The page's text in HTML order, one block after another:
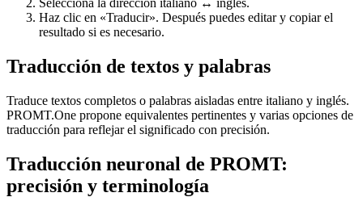
Selecciona la dirección italiano ↔ inglés.
Haz clic en «Traducir». Después puedes editar y copiar el
resultado si es necesario.
Traducción de textos y palabras
Traduce textos completos o palabras aisladas entre italiano y inglés.
PROMT.One propone equivalentes pertinentes y varias opciones de
traducción para reflejar el significado con precisión.
Traducción neuronal de PROMT:
precisión y terminología